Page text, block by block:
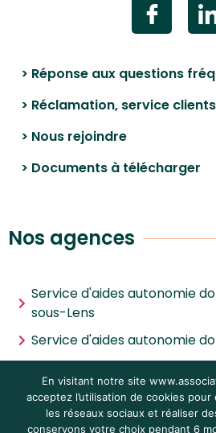
> Réponse aux questions
> Réclamation, service clients
> Nous rejoindre
> Documents à télécharger
Nos agences
Service d'aides autonomie
sous-Lens
Service d'aides autonomie
les-Vermelles
Service d'aides autonomie
En visitant notre site
acceptez l’utilisation de cookies
les réseaux sociaux et réaliser
conservons votre choix pendant 6